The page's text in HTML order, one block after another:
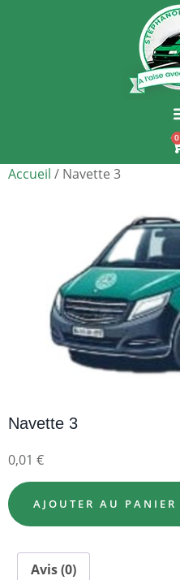
0
Accueil / Navette 3
Navette 3
0,01 €
AJOUTER AU PANIER
Avis (0)